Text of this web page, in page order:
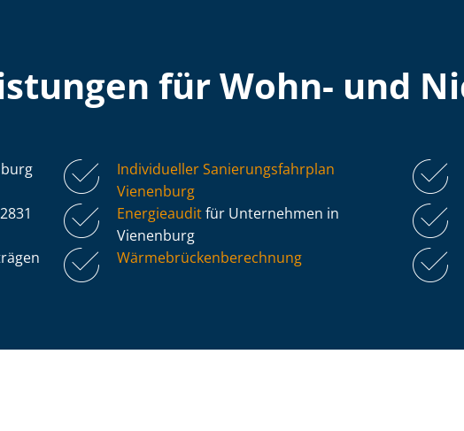
für Wohn- und
Individueller Sa­nie­rungs­fahr­plan
Vienenburg
Energieauditfür Unternehmen in
Vienenburg
Wär­me­brü­cken­be­rech­nung